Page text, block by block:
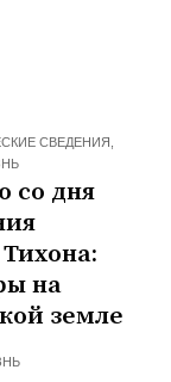
СВЕДЕНИЯ
со дня
на
земле